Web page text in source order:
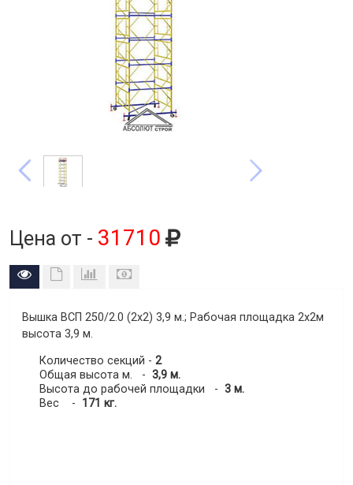
Цена от - 31710
Вышка ВСП 250/2.0 (2х2) 3,9 м.; Рабочая площадка 2х2м
высота 3,9 м.
Количество секций - 2
Общая высота м. - 3,9 м.
Высота до рабочей площадки - 3 м.
Вес - 171 кг.